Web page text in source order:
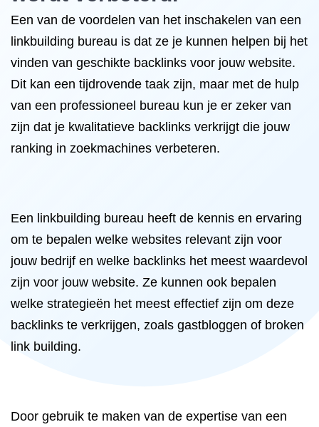
Een van de voordelen van het inschakelen van een
linkbuilding bureau is dat ze je kunnen helpen bij het
vinden van geschikte backlinks voor jouw website.
Dit kan een tijdrovende taak zijn, maar met de hulp
van een professioneel bureau kun je er zeker van
zijn dat je kwalitatieve backlinks verkrijgt die jouw
ranking in zoekmachines verbeteren.
Een linkbuilding bureau heeft de kennis en ervaring
om te bepalen welke websites relevant zijn voor
jouw bedrijf en welke backlinks het meest waardevol
zijn voor jouw website. Ze kunnen ook bepalen
welke strategieën het meest effectief zijn om deze
backlinks te verkrijgen, zoals gastbloggen of broken
link building.
Door gebruik te maken van de expertise van een